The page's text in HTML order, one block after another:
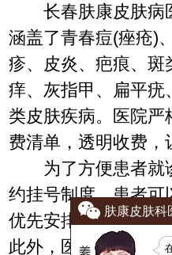
长春肤康皮肤病
涵盖了青春痘(痤疮)
疹、皮炎、疤痕、斑
痒、灰指甲、扁平疣
类皮肤疾病。医院严
费清单，透明收费，
为了方便患者就
约挂号制度，患者可
优先安排就诊，大大
此外，医院还提供在
肤康皮肤科